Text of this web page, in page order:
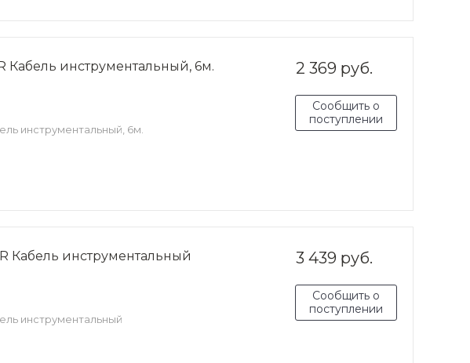
2 369 руб.
Сообщить о
поступлении
Кабель инструментальный, 6м.
инструментальный, 6м.
3 439 руб.
Сообщить о
поступлении
Кабель инструментальный
инструментальный